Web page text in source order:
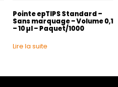
Pointe epTIPS Standard –
Sans marquage – Volume 0,1
– 10 µl – Paquet/1000
Lire la suite